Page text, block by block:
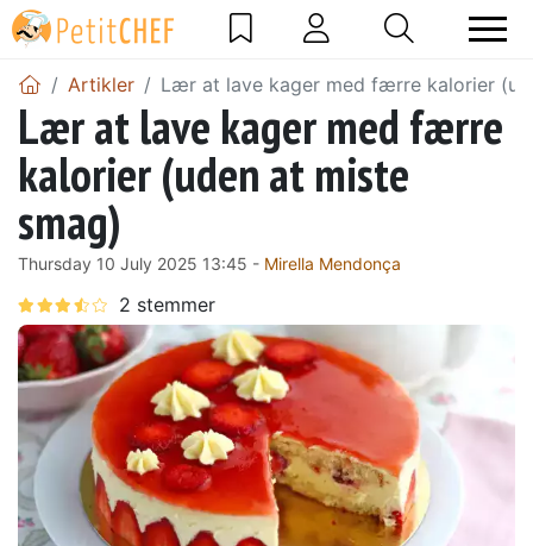
Artikler Lær at lave kager med færre kalorier
Lær at lave kager med færre
kalorier (uden at miste
smag)
Thursday 10 July 2025 13:45 - Mirella Mendonça